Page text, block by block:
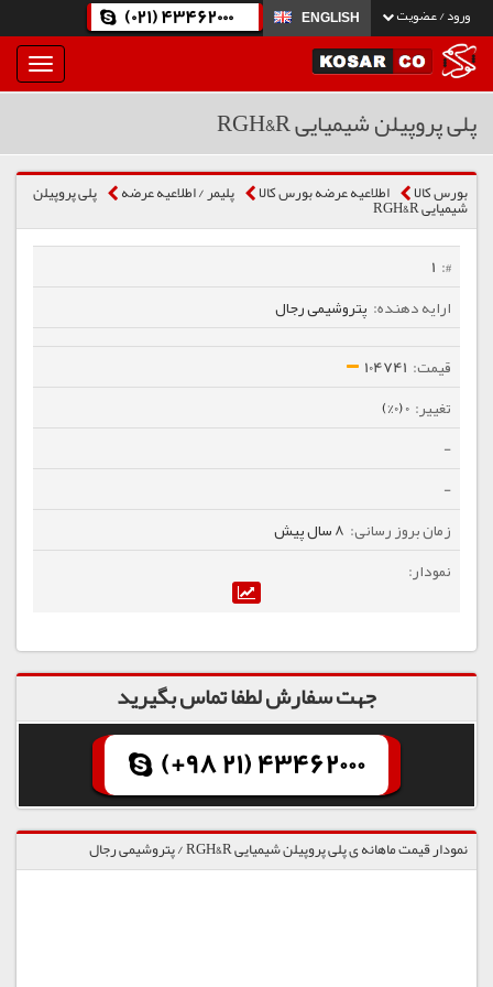
ورود / عضویت ENGLISH
(021) 43462000
بار
و
پلی پروپیلن شیمیایی RGH&R
بورس کالا اطلاعیه عرضه بورس کالا پلیمر / اطلاعیه عرضه پلی پروپیلن
شیمیایی RGH&R
1
پتروشیمی رجال
104741
0 (0%)
-
-
8 سال پیش
جهت سفارش لطفا تماس بگیرید
(+98 21) 43462000
نمودار قیمت ماهانه ی پلی پروپیلن شیمیایی RGH&R / پتروشیمی رجال